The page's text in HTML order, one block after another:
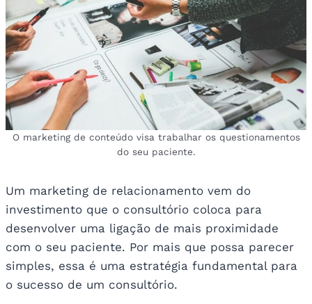
O marketing de conteúdo visa trabalhar os questionamentos
do seu paciente.
Um marketing de relacionamento vem do
investimento que o consultório coloca para
desenvolver uma ligação de mais proximidade
com o seu paciente. Por mais que possa parecer
simples, essa é uma estratégia fundamental para
o sucesso de um consultório.